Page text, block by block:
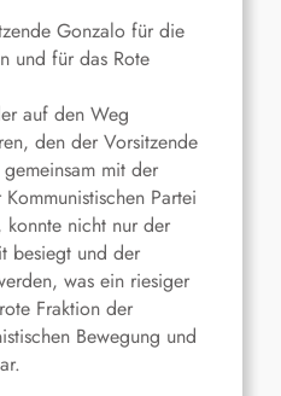
Gonzalo für die
und für das Rote
auf den Weg
den der Vorsitzende
mit der
Partei
konnte nicht nur der
besiegt und der
was ein riesiger
Fraktion der
Bewegung und